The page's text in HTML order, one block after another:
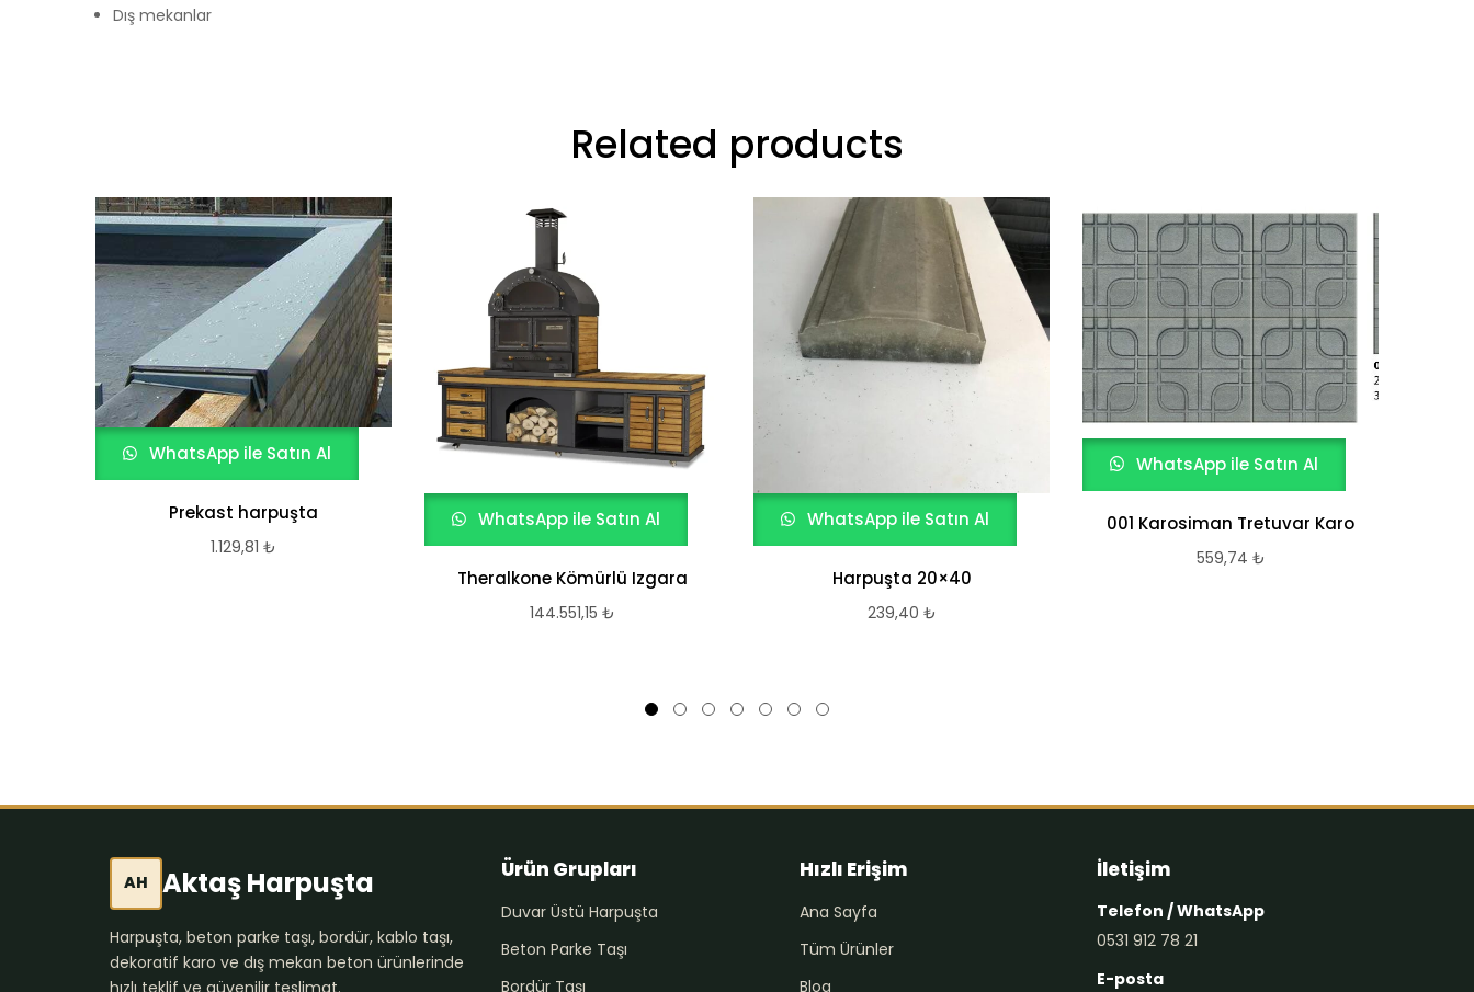
Dış mekanlar
Related products
WhatsApp ile Satın Al
Prekast harpuşta
1.129,81 ₺
WhatsApp ile Satın Al
Theralkone Kömürlü Izgara
144.551,15 ₺
WhatsApp ile Satın Al
Harpuşta 20×40
239,40 ₺
WhatsApp ile Satın Al
001 Karosiman Tretuvar Karo
559,74 ₺
AH Aktaş Harpuşta
Harpuşta, beton parke taşı, bordür, kablo taşı,
dekoratif karo ve dış mekan beton ürünlerinde
hızlı teklif ve güvenilir teslimat.
Ürün Grupları
Duvar Üstü Harpuşta
Beton Parke Taşı
Bordür Taşı
Hızlı Erişim
Ana Sayfa
Tüm Ürünler
Blog
İletişim
Telefon / WhatsApp
0531 912 78 21
E-posta